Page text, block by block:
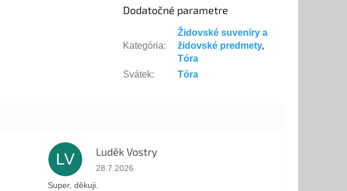
Dodatočné parametre
Kategória:
Židovské suveníry a
židovské predmety,
Tóra
Svátek: Tóra
LV Luděk Vostry
Hodnotenie obchodu je 5 z 5 hviezdičiek.
28.7.2026
Super, děkuji.